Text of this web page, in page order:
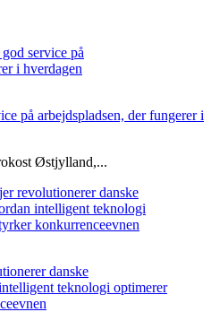
på arbejdspladsen, der fungerer i
Østjylland,...
danske
teknologi optimerer